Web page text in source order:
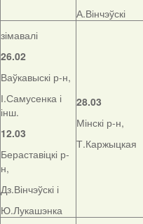
А.Вінчэўскі
зімавалі
26.02
Ваўкавыскі р-н,
І.Самусенка і
інш.
12.03
Бераставіцкі р-
н,
Дз.Вінчэўскі і
Ю.Лукашэнка
28.03
Мінскі р-н,
Т.Каржыцкая